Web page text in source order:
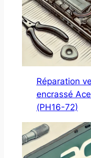
Réparation
encrassé
(PH16-72)